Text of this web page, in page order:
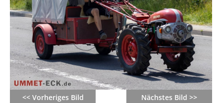
<< Vorheriges Bild
Nächstes Bild >>